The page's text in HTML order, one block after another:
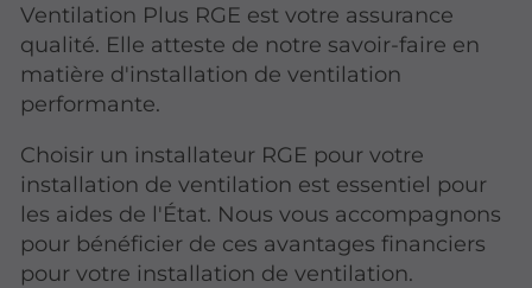
Ventilation Plus RGE est votre assurance
qualité. Elle atteste de notre savoir-faire en
matière d'installation de ventilation
performante.
Choisir un installateur RGE pour votre
installation de ventilation est essentiel pour
les aides de l'État. Nous vous accompagnons
pour bénéficier de ces avantages financiers
pour votre installation de ventilation.